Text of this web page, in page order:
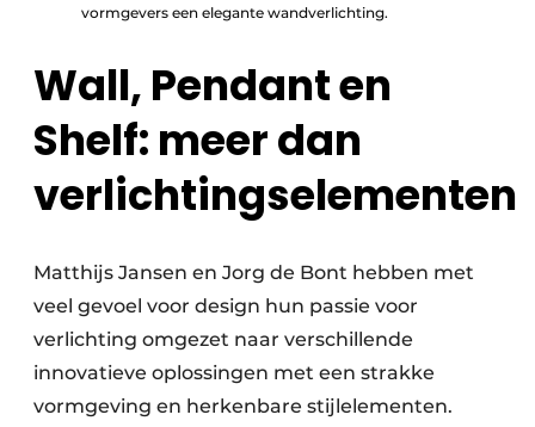
vormgevers een elegante wandverlichting.
Wall, Pendant en
Shelf: meer dan
verlichtingselementen
Matthijs Jansen en Jorg de Bont hebben met
veel gevoel voor design hun passie voor
verlichting omgezet naar verschillende
innovatieve oplossingen met een strakke
vormgeving en herkenbare stijlelementen.